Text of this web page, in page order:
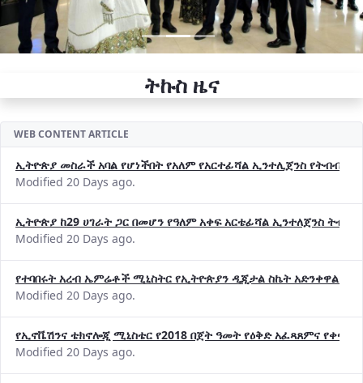
ትኩስ ዜና
WEB CONTENT ARTICLE
ኢትዮጵያ መስራች አባል የሆነችበት የአለም የአርተፊሻል ኢንተሊጀንስ የትብብር
Modified 20 Days ago.
ኢትዮጵያ ከ29 ሀገራት ጋር በመሆን የዓለም አቀፍ አርቴፊሻል ኢንተለጀንስ
Modified 20 Days ago.
የተባበሩት አረብ ኤምሬቶች ሚኒስትር የኢትዮጵያን ዲጂታል ስኬት አድንቀዋል
Modified 20 Days ago.
የኢኖቬሽንና ቴክኖሎጂ ሚኒስቴር የ2018 በጀት ዓመት የዕቅድ አፈጻጸምና
Modified 20 Days ago.